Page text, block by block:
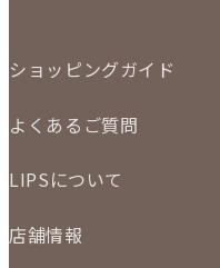
LINE査定
買取実績
ショッピングガイド
商品について
お支払いについて
よくあるご質問
商品について
質について
返品について
LIPSについて
各事業部の紹介
店舗情報